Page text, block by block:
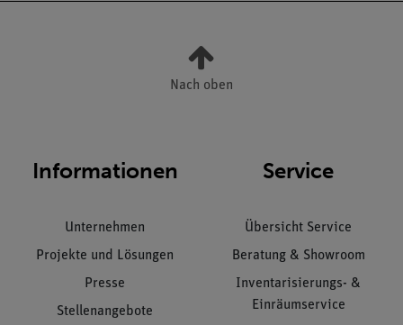
Nach oben
Informationen
Unternehmen
Projekte und Lösungen
Presse
Stellenangebote
Service
Übersicht Service
Beratung & Showroom
Inventarisierungs- &
Einräumservice